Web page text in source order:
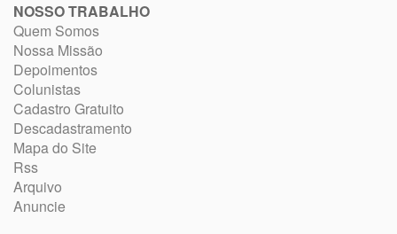
NOSSO TRABALHO
Quem Somos
Nossa Missão
Depoimentos
Colunistas
Cadastro Gratuito
Descadastramento
Mapa do Site
Rss
Arquivo
Anuncie